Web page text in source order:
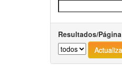
Resultados/Página